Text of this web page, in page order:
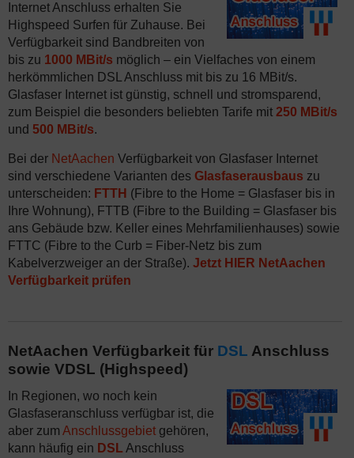
Internet Anschluss erhalten Sie
Highspeed Surfen für Zuhause. Bei
Verfügbarkeit sind Bandbreiten von
bis zu 1000 MBit/s möglich – ein Vielfaches von einem
herkömmlichen DSL Anschluss mit bis zu 16 MBit/s.
Glasfaser Internet ist günstig, schnell und stromsparend,
zum Beispiel die besonders beliebten Tarife mit 250 MBit/s
und 500 MBit/s.
Bei der NetAachen Verfügbarkeit von Glasfaser Internet
sind verschiedene Varianten des Glasfaserausbaus zu
unterscheiden: FTTH (Fibre to the Home = Glasfaser bis in
Ihre Wohnung), FTTB (Fibre to the Building = Glasfaser bis
ans Gebäude bzw. Keller eines Mehrfamilienhauses) sowie
FTTC (Fibre to the Curb = Fiber-Netz bis zum
Kabelverzweiger an der Straße). Jetzt HIER NetAachen
Verfügbarkeit prüfen
NetAachen Verfügbarkeit für DSL Anschluss
sowie VDSL (Highspeed)
In Regionen, wo noch kein
Glasfaseranschluss verfügbar ist, die
aber zum Anschlussgebiet gehören,
kann häufig ein DSL Anschluss